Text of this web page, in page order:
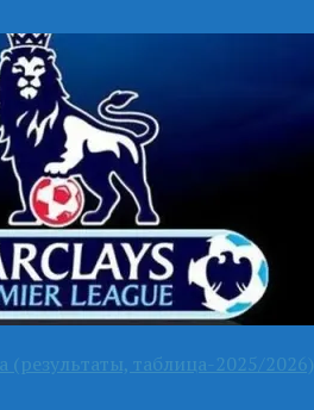
таблица-2025/2026)